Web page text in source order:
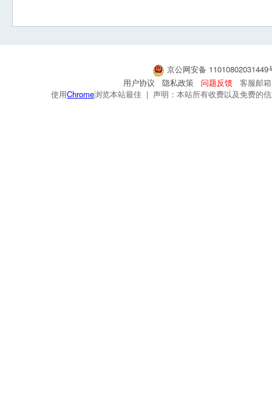
京公网安备
用户协议
隐私政策 问题反馈
客服邮
使用Chrome浏览本站最佳 | 声明：本站所有收费以及免费的